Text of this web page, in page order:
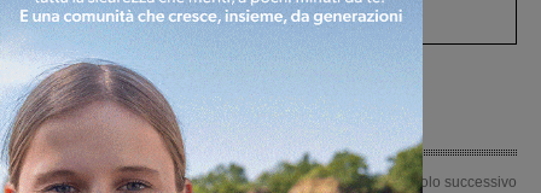
Levane nel 2020
Articolo precedente
Articolo successivo